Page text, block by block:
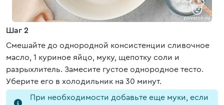
Шаг 2
Смешайте до однородной консистенции сливочное
масло, 1 куриное яйцо, муку, щепотку соли и
разрыхлитель. Замесите густое однородное тесто.
Уберите его в холодильник на 30 минут.
При необходимости добавьте еще муки, если